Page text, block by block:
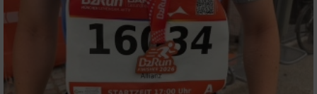
Verwendung von Profilen zur Auswahl
personalisierter Inhalte
Messung der Werbeleistung